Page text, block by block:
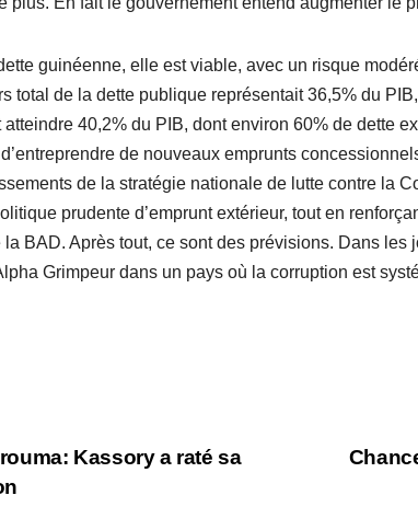
guinéenne, elle est viable, avec un risque
total de la dette publique représentait 36,5% du
atteindre 40,2% du PIB, dont environ 60% de dette
de nouveaux emprunts
de la stratégie nationale de lutte contre la
prudente d’emprunt extérieur, tout en
BAD. Après tout, ce sont des prévisions. Dans les
Grimpeur dans un pays où la corruption est
Kassory a raté sa